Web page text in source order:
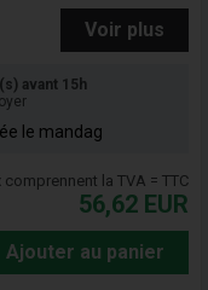
Voir plus
avant 15h
le mandag
comprennent la TVA = TTC
56,62 EUR
Ajouter au panier